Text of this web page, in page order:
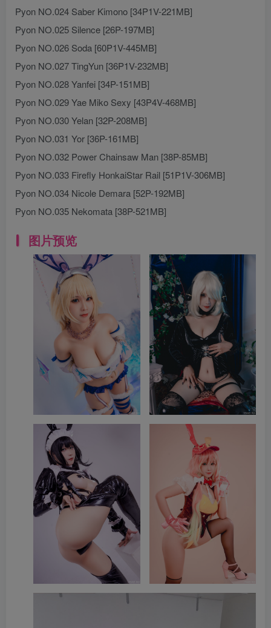
Pyon NO.024 Saber Kimono [34P1V-221MB]
Pyon NO.025 Silence [26P-197MB]
Pyon NO.026 Soda [60P1V-445MB]
Pyon NO.027 TingYun [36P1V-232MB]
Pyon NO.028 Yanfei [34P-151MB]
Pyon NO.029 Yae Miko Sexy [43P4V-468MB]
Pyon NO.030 Yelan [32P-208MB]
Pyon NO.031 Yor [36P-161MB]
Pyon NO.032 Power Chainsaw Man [38P-85MB]
Pyon NO.033 Firefly HonkaiStar Rail [51P1V-306MB]
Pyon NO.034 Nicole Demara [52P-192MB]
Pyon NO.035 Nekomata [38P-521MB]
图片预览